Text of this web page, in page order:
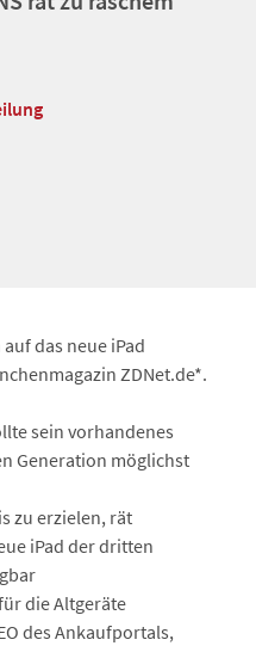
das neue iPad
ZDNet.de*.
sein vorhandenes
Generation möglichst
zu erzielen, rät
iPad der dritten
die Altgeräte
des Ankaufportals,